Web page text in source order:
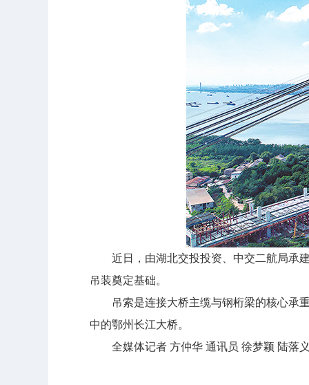
近日，由湖北交投投资、中交二航局承建
吊装奠定基础。
吊索是连接大桥主缆与钢桁梁的核心承重
中的鄂州长江大桥。
全媒体记者 方仲华 通讯员 徐梦颖 陆落